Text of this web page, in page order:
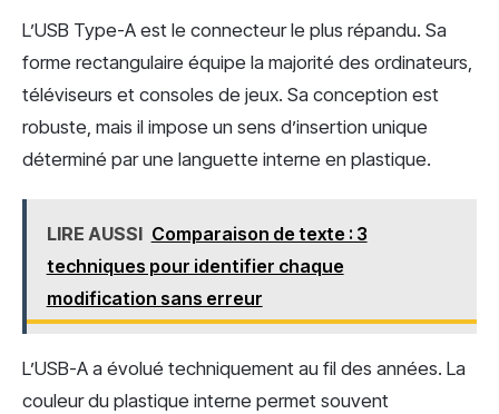
L’USB Type-A est le connecteur le plus répandu. Sa
forme rectangulaire équipe la majorité des ordinateurs,
téléviseurs et consoles de jeux. Sa conception est
robuste, mais il impose un sens d’insertion unique
déterminé par une languette interne en plastique.
LIRE AUSSI Comparaison de texte : 3
techniques pour identifier chaque
modification sans erreur
L’USB-A a évolué techniquement au fil des années. La
couleur du plastique interne permet souvent